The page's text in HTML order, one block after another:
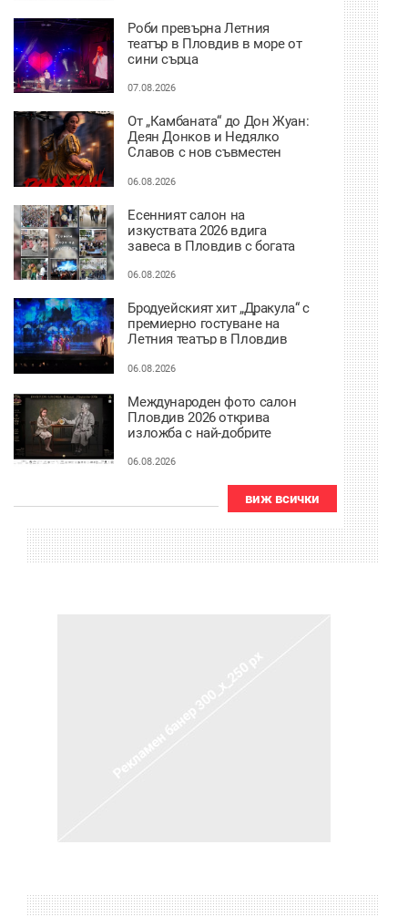
Роби превърна Летния
театър в Пловдив в море от
сини сърца
07.08.2026
От „Камбаната“ до Дон Жуан:
Деян Донков и Недялко
Славов с нов съвместен
06.08.2026
Есенният салон на
изкуствата 2026 вдига
завеса в Пловдив с богата
06.08.2026
Бродуейският хит „Дракула“ с
премиерно гостуване на
Летния театър в Пловдив
06.08.2026
Международен фото салон
Пловдив 2026 открива
изложба с най-добрите
тазгодишното издание
06.08.2026
виж всички